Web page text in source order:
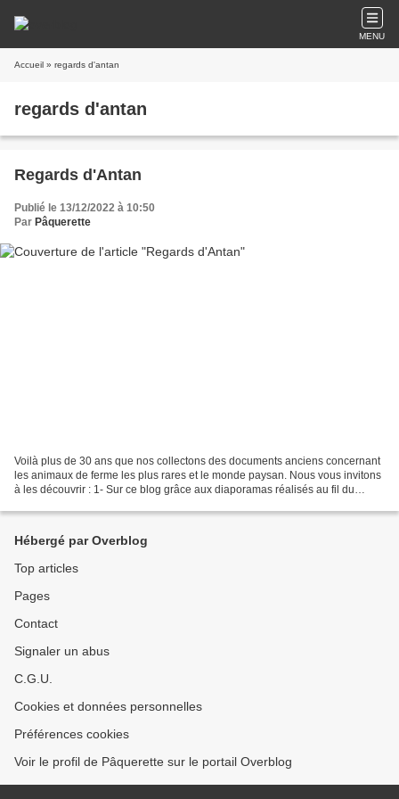
MENU
Accueil » regards d'antan
regards d'antan
Regards d'Antan
Publié le 13/12/2022 à 10:50
Par Pâquerette
Voilà plus de 30 ans que nos collectons des documents anciens concernant
les animaux de ferme les plus rares et le monde paysan. Nous vous invitons
à les découvrir : 1- Sur ce blog grâce aux diaporamas réalisés au fil du
Hébergé par Overblog
Top articles
Pages
Contact
Signaler un abus
C.G.U.
Cookies et données personnelles
Préférences cookies
Voir le profil de Pâquerette sur le portail Overblog